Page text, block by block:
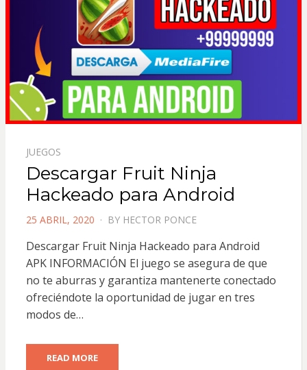
JUEGOS
Descargar Fruit Ninja
Hackeado para Android
POSTED
25 ABRIL, 2020 BY HECTOR PONCE
Descargar Fruit Ninja Hackeado para Android
APK INFORMACIÓN El juego se asegura de que
no te aburras y garantiza mantenerte conectado
ofreciéndote la oportunidad de jugar en tres
modos de…
READ MORE